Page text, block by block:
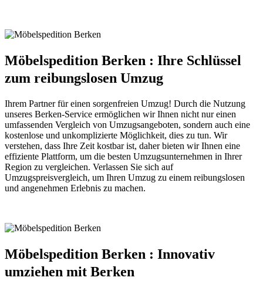
Möbelspedition Berken : Ihre Schlüssel
zum reibungslosen Umzug
Ihrem Partner für einen sorgenfreien Umzug! Durch die Nutzung
unseres Berken-Service ermöglichen wir Ihnen nicht nur einen
umfassenden Vergleich von Umzugsangeboten, sondern auch eine
kostenlose und unkomplizierte Möglichkeit, dies zu tun. Wir
verstehen, dass Ihre Zeit kostbar ist, daher bieten wir Ihnen eine
effiziente Plattform, um die besten Umzugsunternehmen in Ihrer
Region zu vergleichen. Verlassen Sie sich auf
Umzugspreisvergleich, um Ihren Umzug zu einem reibungslosen
und angenehmen Erlebnis zu machen.
Möbelspedition Berken : Innovativ
umziehen mit Berken